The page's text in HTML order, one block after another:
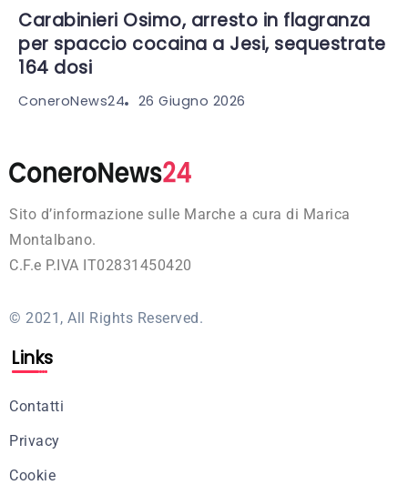
Carabinieri Osimo, arresto in flagranza
per spaccio cocaina a Jesi, sequestrate
164 dosi
ConeroNews24 26 Giugno 2026
Sito d’informazione sulle Marche a cura di Marica
Montalbano.
C.F.e P.IVA IT02831450420
© 2021, All Rights Reserved.
Links
Contatti
Privacy
Cookie